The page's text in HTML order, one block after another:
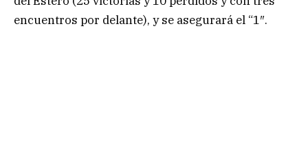
encuentros por delante), y se asegurará el “1″.